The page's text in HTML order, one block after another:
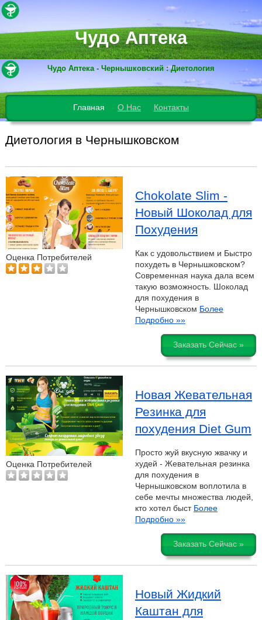
Чудо Аптека
Чудо Аптека - Чернышковский : Диетология
Главная О Нас Контакты
Диетология в Чернышковском
Оценка Потребителей
Chokolate Slim -
Новый Шоколад для
Похудения
Как с удовольствием и Быстро
похудеть в Чернышковском?
Современная наука дала всем
такую возможность. Шоколад
для похудения в
Чернышковском Более
Подробно »»
Заказать Сейчас »
Оценка Потребителей
Новая Жевательная
Резинка для
похудения Diet Gum
Просто жуй вкусную жвачку и
худей - Жевательная резинка
для похудения в
Чернышковском воплотила в
себе мечты множества людей,
кто хотел быст Более
Подробно »»
Заказать Сейчас »
Новый Жидкий
Каштан для